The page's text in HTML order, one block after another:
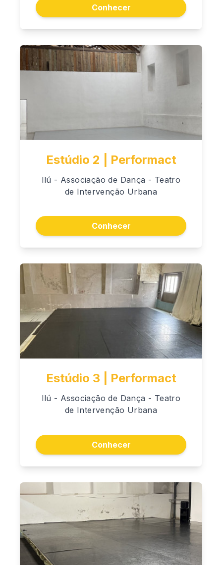
Conhecer
Estúdio 2 | Performact
Ilú - Associação de Dança - Teatro
de Intervenção Urbana
Conhecer
Estúdio 3 | Performact
Ilú - Associação de Dança - Teatro
de Intervenção Urbana
Conhecer